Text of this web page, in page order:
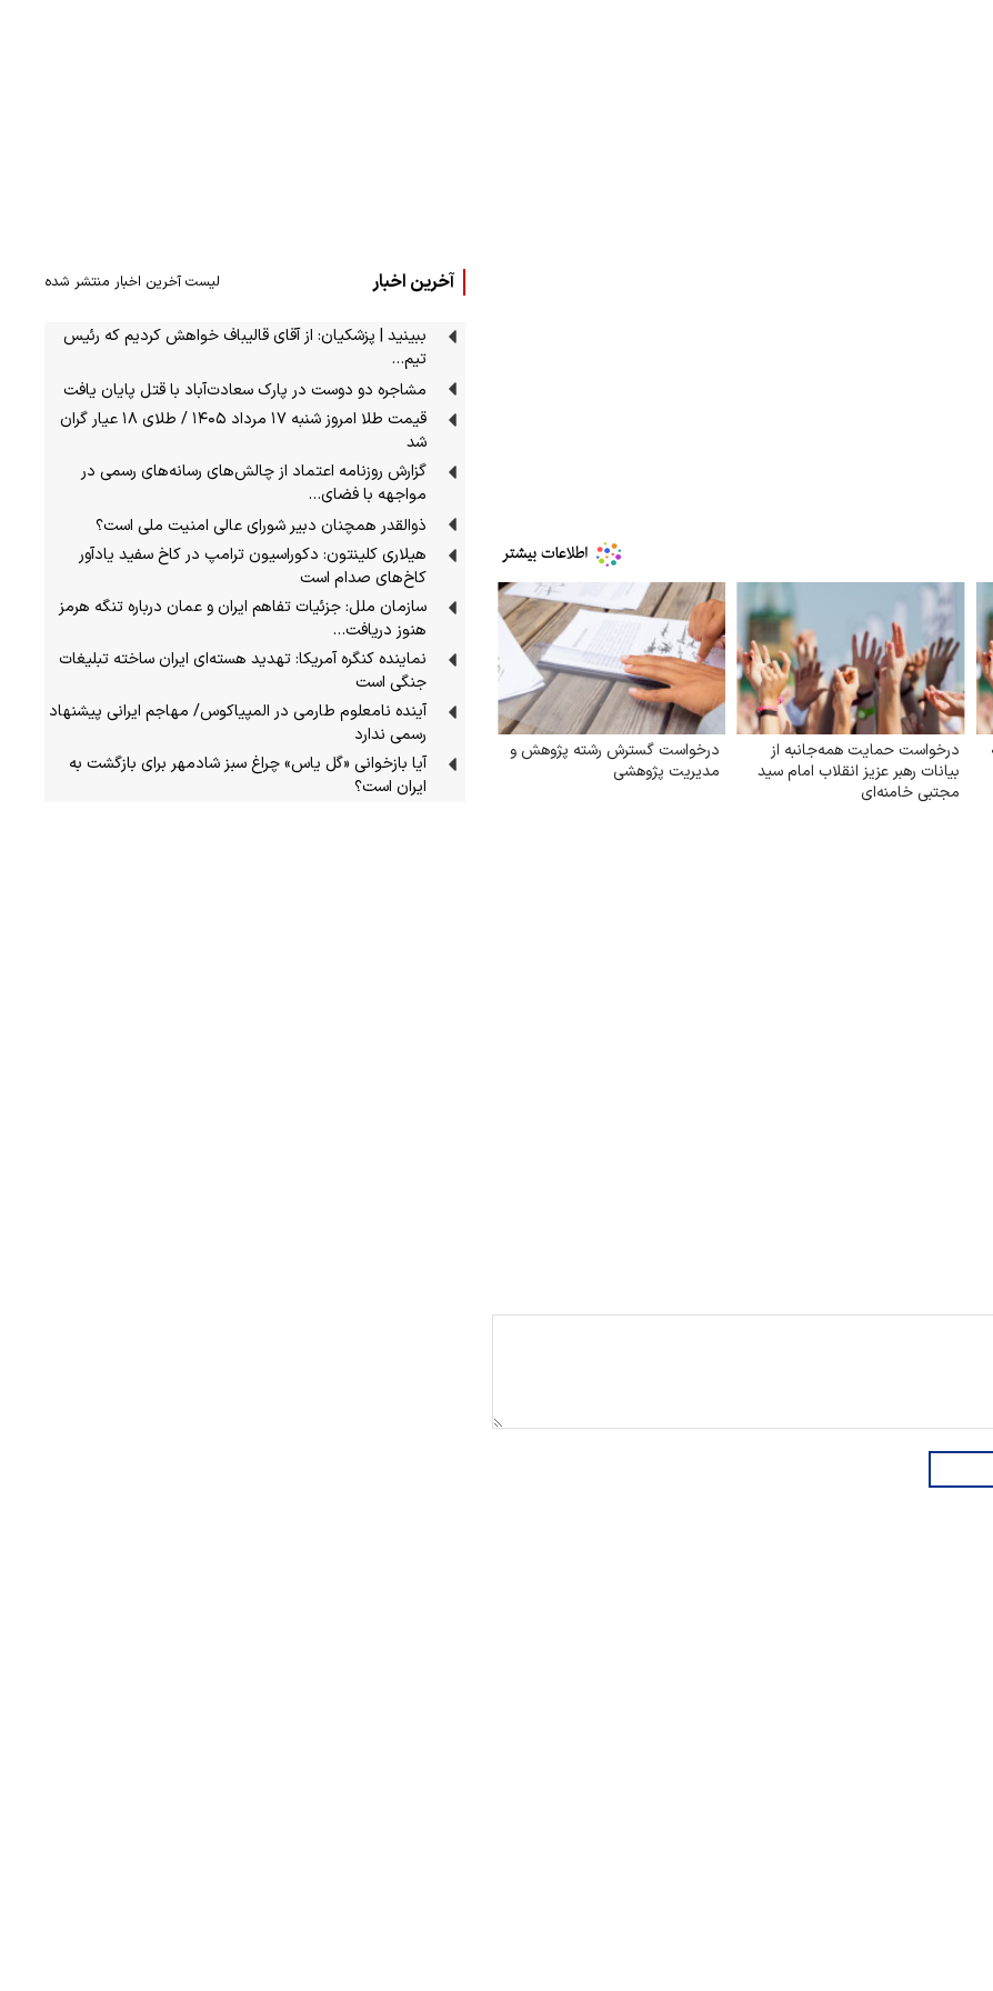
درخواست حمایت همه‌جانبه از
بیانات رهبر عزیز انقلاب امام سید
مجتبی خامنه‌ای
درخواست گسترش رشته پژوهش و
مدیریت پژوهشی
آخرین اخبار لیست آخرین اخبار منتشر شده
ببینید | پزشکیان: از آقای قالیباف خواهش کردیم که رئیس
تیم…
مشاجره دو دوست در پارک سعادت‌آباد با قتل پایان یافت
قیمت طلا امروز شنبه ۱۷ مرداد ۱۴۰۵ / طلای ۱۸ عیار گران
شد
گزارش روزنامه اعتماد از چالش‌های رسانه‌های رسمی در
مواجهه با فضای…
ذوالقدر همچنان دبیر شورای ‌عالی امنیت ملی است؟
هیلاری کلینتون: دکوراسیون ترامپ در کاخ سفید یادآور
کاخ‌های صدام است
سازمان ملل: جزئیات تفاهم ایران و عمان درباره تنگه هرمز
هنوز دریافت…
نماینده کنگره آمریکا: تهدید هسته‌ای ایران ساخته تبلیغات
جنگی است
آینده نامعلوم طارمی در المپیاکوس/ مهاجم ایرانی پیشنهاد
رسمی ندارد
آیا بازخوانی «گل یاس» چراغ سبز شادمهر برای بازگشت به
ایران است؟